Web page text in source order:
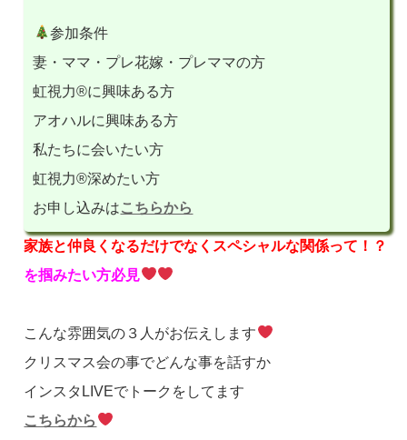
参加条件
妻・ママ・プレ花嫁・プレママの方
虹視力®︎に興味ある方
アオハルに興味ある方
私たちに会いたい方
虹視力®︎深めたい方
お申し込みはこちらから
家族と仲良くなるだけでなくスペシャルな関係って！？
を掴みたい方必見
こんな雰囲気の３人がお伝えします
クリスマス会の事でどんな事を話すか
インスタLIVEでトークをしてます
こちらから